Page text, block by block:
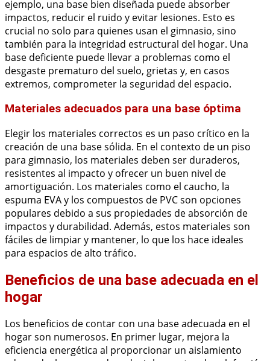
ejemplo, una base bien diseñada puede absorber
impactos, reducir el ruido y evitar lesiones. Esto es
crucial no solo para quienes usan el gimnasio, sino
también para la integridad estructural del hogar. Una
base deficiente puede llevar a problemas como el
desgaste prematuro del suelo, grietas y, en casos
extremos, comprometer la seguridad del espacio.
Materiales adecuados para una base óptima
Elegir los materiales correctos es un paso crítico en la
creación de una base sólida. En el contexto de un piso
para gimnasio, los materiales deben ser duraderos,
resistentes al impacto y ofrecer un buen nivel de
amortiguación. Los materiales como el caucho, la
espuma EVA y los compuestos de PVC son opciones
populares debido a sus propiedades de absorción de
impactos y durabilidad. Además, estos materiales son
fáciles de limpiar y mantener, lo que los hace ideales
para espacios de alto tráfico.
Beneficios de una base adecuada en el
hogar
Los beneficios de contar con una base adecuada en el
hogar son numerosos. En primer lugar, mejora la
eficiencia energética al proporcionar un aislamiento